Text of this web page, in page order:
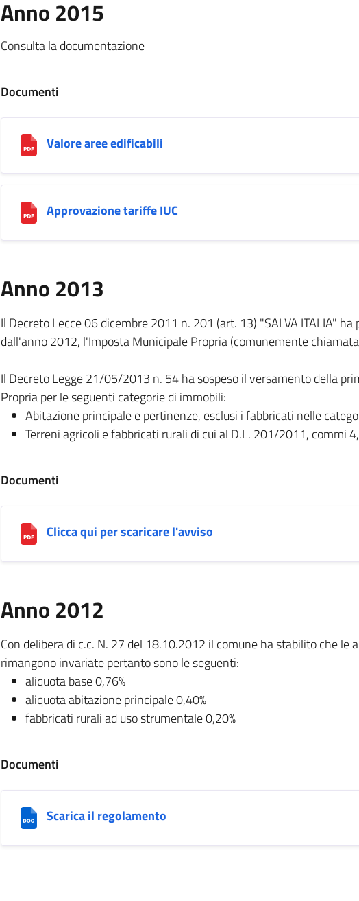
Anno 2015
Consulta la documentazione
Documenti
Valore aree edificabili
Approvazione tariffe IUC
Anno 2013
Il Decreto Lecce 06 dicembre 2011 n. 201 (art. 13) "SALVA ITALIA"
dall'anno 2012, l'Imposta Municipale Propria (comunemente
Il Decreto Legge 21/05/2013 n. 54 ha sospeso il versamento della
Propria per le seguenti categorie di immobili:
Abitazione principale e pertinenze, esclusi i fabbricati nelle
Terreni agricoli e fabbricati rurali di cui al D.L. 201/2011, commi
Documenti
Clicca qui per scaricare l'avviso
Anno 2012
Con delibera di c.c. N. 27 del 18.10.2012 il comune ha stabilito che le
rimangono invariate pertanto sono le seguenti:
aliquota base 0,76%
aliquota abitazione principale 0,40%
fabbricati rurali ad uso strumentale 0,20%
Documenti
Scarica il regolamento